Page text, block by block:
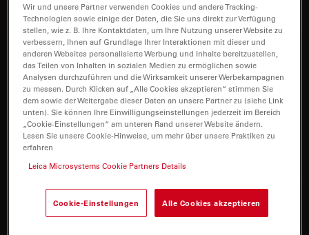
Preis
Ich benötige eine Konfiguration oder
Wir und unsere Partner verwenden Cookies und andere Tracking-
Technologien sowie einige der Daten, die Sie uns direkt zur Verfügung
stellen, wie z. B. Ihre Kontaktdaten, um Ihre Nutzung unserer Website zu
verbessern, Ihnen auf Grundlage Ihrer Interaktionen mit dieser und
anderen Websites personalisierte Werbung und Inhalte bereitzustellen,
das Teilen von Inhalten in sozialen Medien zu ermöglichen sowie
Analysen durchzuführen und die Wirksamkeit unserer Werbekampagnen
zu messen. Durch Klicken auf „Alle Cookies akzeptieren“ stimmen Sie
dem sowie der Weitergabe dieser Daten an unsere Partner zu (siehe Link
unten). Sie können Ihre Einwilligungseinstellungen jederzeit im Bereich
„Cookie-Einstellungen“ am unteren Rand unserer Website ändern.
Lesen Sie unsere Cookie-Hinweise, um mehr über unsere Praktiken zu
erfahren
Leica Microsystems Cookie Partners Details
Cookie-Einstellungen Alle Cookies akzeptieren